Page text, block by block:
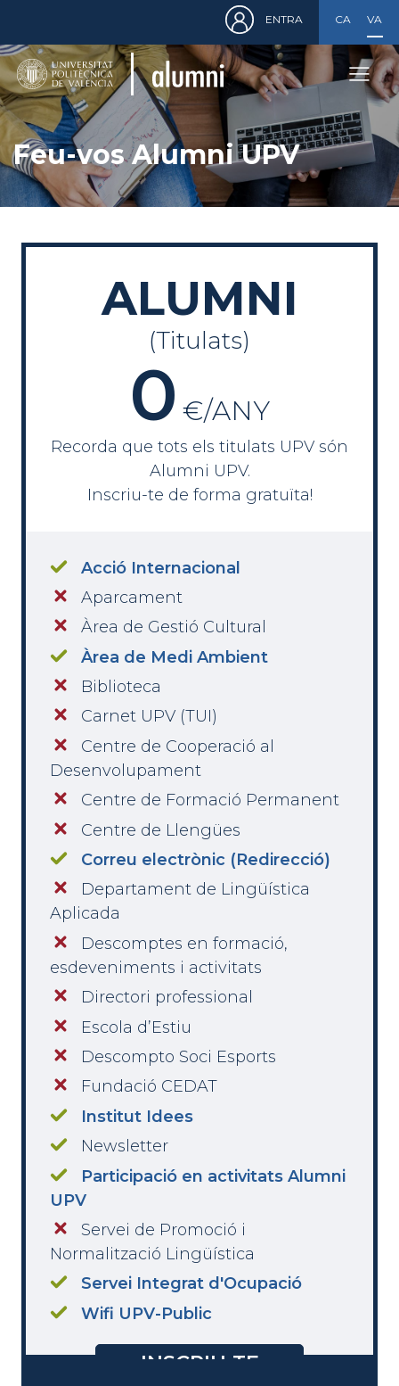
contingut
Menú
de
cuenta
de
usuario
ENTRA
Feu-vos Alumni UPV
ALUMNI
(Titulats)
0 €/ANY
Recorda que tots els titulats UPV són
Alumni UPV.
Inscriu-te de forma gratuïta!
Acció Internacional
Aparcament
Àrea de Gestió Cultural
Àrea de Medi Ambient
Biblioteca
Carnet UPV (TUI)
Centre de Cooperació al
Desenvolupament
Centre de Formació Permanent
Centre de Llengües
Correu electrònic (Redirecció)
Departament de Lingüística
Aplicada
Descomptes en formació,
esdeveniments i activitats
Directori professional
Escola d’Estiu
Descompto Soci Esports
Fundació CEDAT
Institut Idees
Newsletter
Participació en activitats Alumni
UPV
Servei de Promoció i
Normalització Lingüística
Servei Integrat d'Ocupació
Wifi UPV-Public
INSCRIU-TE